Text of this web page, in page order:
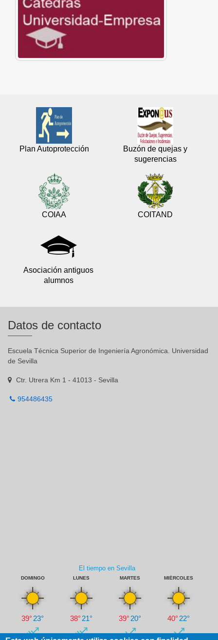
Plan Autoprotección
Buzón de quejas y
sugerencias
COIAA COITAND
Asociación antiguos
alumnos
Datos de contacto
Escuela Técnica Superior de Ingeniería Agronómica. Universidad
de Sevilla
Ctr. Utrera Km 1 - 41013 - Sevilla
954486435